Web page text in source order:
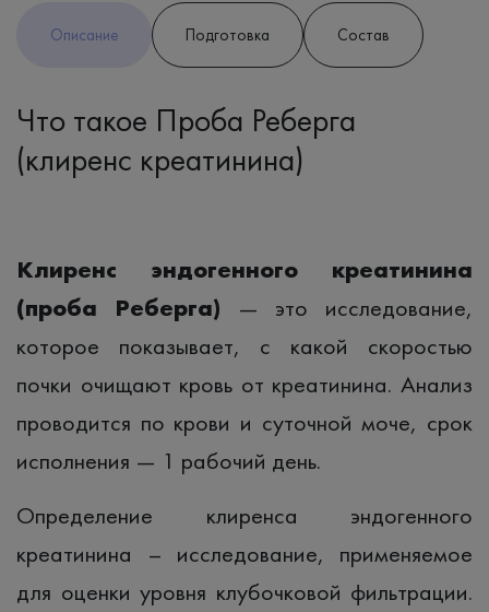
Описание Подготовка Состав
Что такое Проба Реберга
(клиренс креатинина)
Клиренс эндогенного креатинина
(проба Реберга) — это исследование,
которое показывает, с какой скоростью
почки очищают кровь от креатинина. Анализ
проводится по крови и суточной моче, срок
исполнения — 1 рабочий день.
Определение клиренса эндогенного
креатинина – исследование, применяемое
для оценки уровня клубочковой фильтрации.